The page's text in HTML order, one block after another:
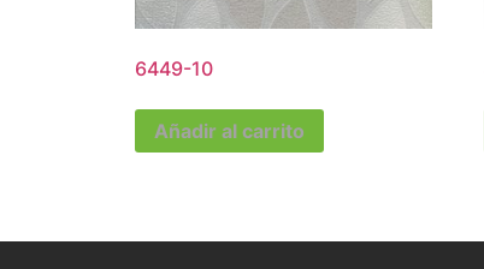
6449-10
Añadir al carrito